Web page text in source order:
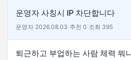
운영자 사칭시 IP 차단합니다
운영자 2026.08.03 추천 0 조회 395
퇴근하고 부업하는 사람 체력 뭐